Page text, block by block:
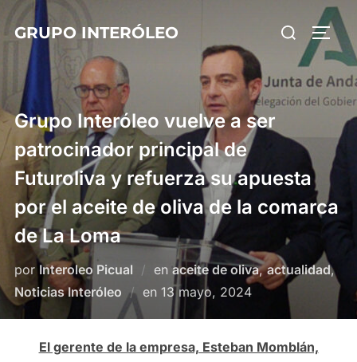
Saltar
al
contenido
GRUPO INTERÓLEO Buscar:
Grupo Interóleo vuelve a ser
patrocinador principal de
Futuroliva y refuerza su apuesta
por el aceite de oliva de la comarca
de La Loma
por Interoleo Picual en aceite de oliva,actualidad,
Noticias Interóleo
en Publicado
13 mayo, 2024
El gerente de la empresa, Esteban Momblán,